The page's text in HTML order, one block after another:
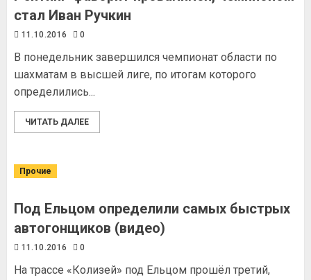
стал Иван Ручкин
11.10.2016 0
В понедельник завершился чемпионат области по
шахматам в высшей лиге, по итогам которого
определились...
ЧИТАТЬ ДАЛЕЕ
Прочие
Под Ельцом определили самых быстрых
автогонщиков (видео)
11.10.2016 0
На трассе «Колизей» под Ельцом прошёл третий,